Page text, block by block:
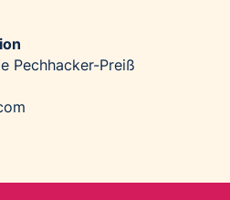
Pechhacker-Preiß